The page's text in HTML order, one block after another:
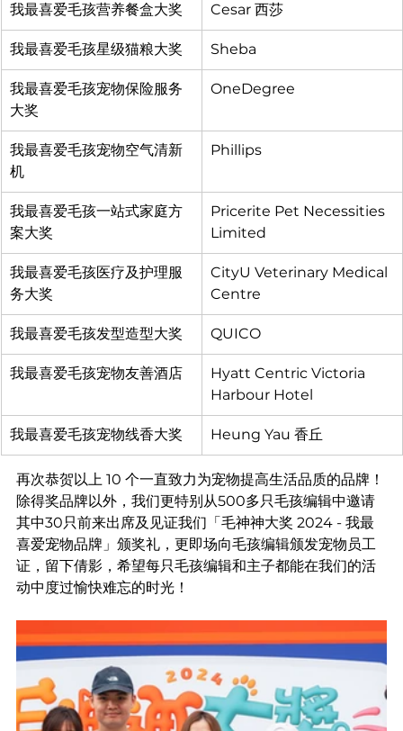
我最喜爱毛孩营养餐盒大奖 Cesar 西莎
我最喜爱毛孩星级猫粮大奖 Sheba
我最喜爱毛孩宠物保险服务
大奖
OneDegree
我最喜爱毛孩宠物空气清新
机
Phillips
我最喜爱毛孩一站式家庭方
案大奖
Pricerite Pet Necessities
Limited
我最喜爱毛孩医疗及护理服
务大奖
CityU Veterinary Medical
Centre
我最喜爱毛孩发型造型大奖 QUICO
我最喜爱毛孩宠物友善酒店
Hyatt Centric Victoria
Harbour Hotel
我最喜爱毛孩宠物线香大奖 Heung Yau 香丘
再次恭贺以上 10 个一直致力为宠物提高生活品质的品牌！
除得奖品牌以外，我们更特别从500多只毛孩编辑中邀请
其中30只前来出席及见证我们「毛神神大奖 2024 - 我最
喜爱宠物品牌」颁奖礼，更即场向毛孩编辑颁发宠物员工
证，留下倩影，希望每只毛孩编辑和主子都能在我们的活
动中度过愉快难忘的时光！